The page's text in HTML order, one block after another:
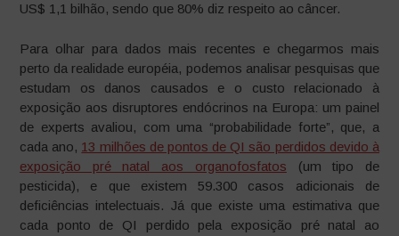
US$ 1,1 bilhão, sendo que 80% diz respeito ao câncer.
Para olhar para dados mais recentes e chegarmos mais
perto da realidade européia, podemos analisar pesquisas que
estudam os danos causados e o custo relacionado à
exposição aos disruptores endócrinos na Europa: um painel
de experts avaliou, com uma “probabilidade forte”, que, a
cada ano, 13 milhões de pontos de QI são perdidos devido à
exposição pré natal aos organofosfatos (um tipo de
pesticida), e que existem 59.300 casos adicionais de
deficiências intelectuais. Já que existe uma estimativa que
cada ponto de QI perdido pela exposição pré natal ao